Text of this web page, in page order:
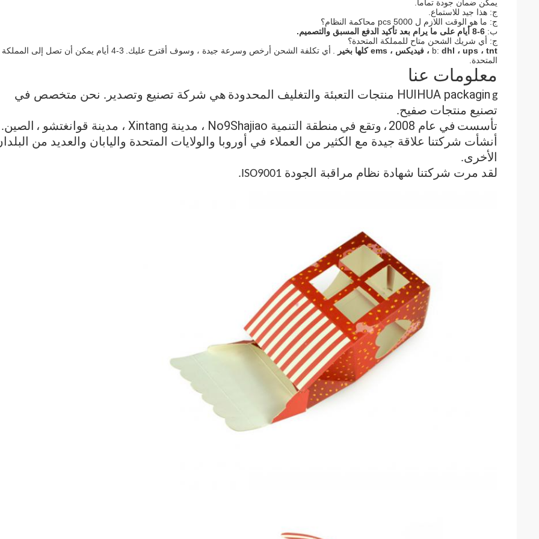
يمكن ضمان جودة تماما.
ج: هذا جيد للاستماع.
ج: ما هو الوقت اللازم ل 5000 pcs محاكمة النظام؟
ب: 6-8 أيام على ما يرام بعد تأكيد الدفع المسبق والتصميم.
ج: أي شريك الشحن متاح للمملكة المتحدة؟
b: dhl ، ups ، tnt ، فيديكس ، ems كلها بخير أي تكلفة الشحن أرخص وسرعة جيدة ، وسوف أقترح عليك.
3-4 أيام يمكن أن تصل إلى المملكة
المتحدة.
معلومات عنا
HUIHUA packagin g منتجات التعبئة والتغليف المحدودة
هي شركة تصنيع وتصدير. نحن متخصص في
تصنيع منتجات صفيح.
تأسست في عام 2008 ، وتقع في منطقة التنمية No9Shajiao ، مدينة Xintang ، مدينة قوانغتشو ،
الصين.
أنشأت شركتنا علاقة جيدة مع الكثير من العملاء في أوروبا والولايات المتحدة واليابان والعديد من
الأخرى.
لقد مرت شركتنا شهادة نظام مراقبة الجودة ISO9001.